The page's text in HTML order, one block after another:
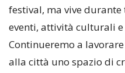
festival, ma vive
eventi, attività culturali
Continueremo a
alla città uno spazio di